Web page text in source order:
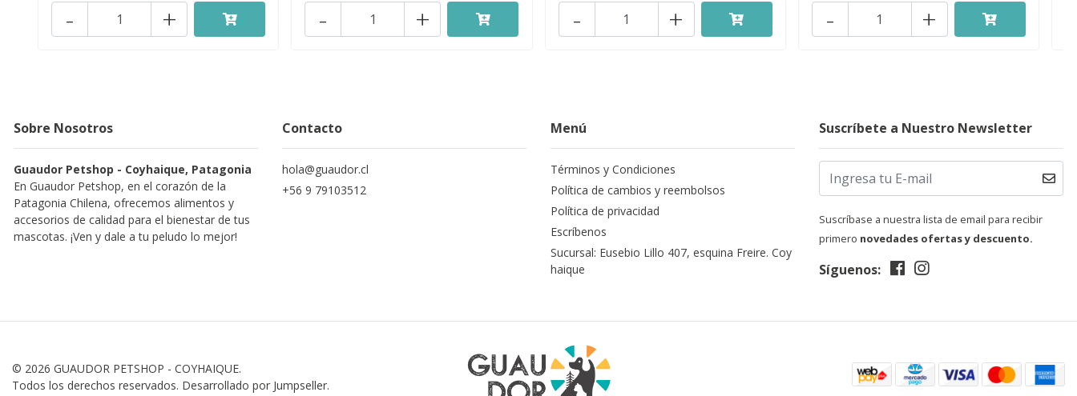
+
- +
- +
- +
-
Sobre Nosotros
Guaudor Petshop - Coyhaique, Patagonia
En Guaudor Petshop, en el corazón de la
Patagonia Chilena, ofrecemos alimentos y
accesorios de calidad para el bienestar de tus
mascotas. ¡Ven y dale a tu peludo lo mejor!
Contacto
hola@guaudor.cl
+56 9 79103512
Menú
Términos y Condiciones
Política de cambios y reembolsos
Política de privacidad
Escríbenos
Sucursal: Eusebio Lillo 407, esquina Freire. Coy
haique
Suscríbete a Nuestro Newsletter
Suscríbase a nuestra lista de email para recibir
primero novedades ofertas y descuento.
Síguenos:
© 2026 GUAUDOR PETSHOP - COYHAIQUE.
Todos los derechos reservados. Desarrollado por Jumpseller.